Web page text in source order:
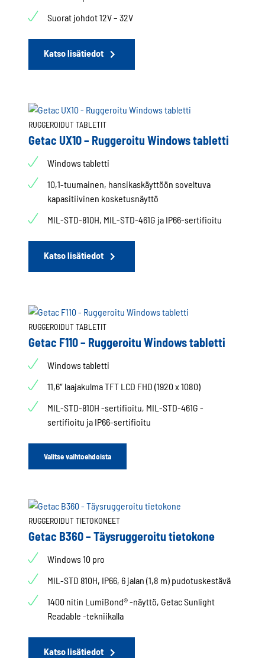
Suorat johdot 12V – 32V
Katso lisätiedot
RUGGEROIDUT TABLETIT
Getac UX10 – Ruggeroitu Windows tabletti
Windows tabletti
10,1-tuumainen, hansikaskäyttöön soveltuva
kapasitiivinen kosketusnäyttö
MIL-STD-810H, MIL-STD-461G ja IP66-sertifioitu
Katso lisätiedot
RUGGEROIDUT TABLETIT
Getac F110 – Ruggeroitu Windows tabletti
Windows tabletti
11,6″ laajakulma TFT LCD FHD (1920 x 1080)
MIL-STD-810H -sertifioitu, MIL-STD-461G -
sertifioitu ja IP66-sertifioitu
Valitse vaihtoehdoista
RUGGEROIDUT TIETOKONEET
Getac B360 – Täysruggeroitu tietokone
Windows 10 pro
MIL-STD 810H, IP66, 6 jalan (1,8 m) pudotuskestävä
1400 nitin LumiBond® -näyttö, Getac Sunlight
Readable -tekniikalla
Katso lisätiedot